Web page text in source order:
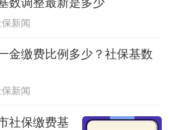
新闻
金缴费比例多少？社保基数
新闻
社保缴费基